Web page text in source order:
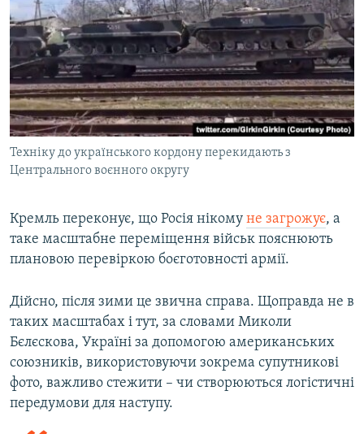
Техніку до українського кордону перекидають з
Центрального воєнного округу
Кремль переконує, що Росія нікому не загрожує, а
таке масштабне переміщення військ пояснюють
плановою перевіркою боєготовності армії.
Дійсно, після зими це звична справа. Щоправда не в
таких масштабах і тут, за словами Миколи
Бєлєскова, Україні за допомогою американських
союзників, використовуючи зокрема супутникові
фото, важливо стежити – чи створюються логістичні
передумови для наступу.